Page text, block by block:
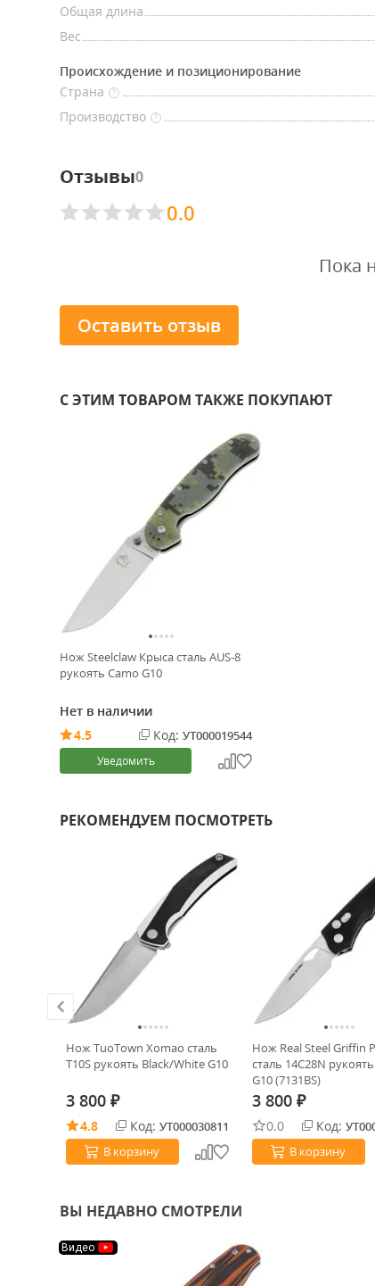
Общая длина
Вес
Происхождение и позиционирование
Страна
?
Производство
?
Отзывы0
0.0
Пока
Оставить отзыв
С ЭТИМ ТОВАРОМ ТАКЖЕ ПОКУПАЮТ
Нож Steelclaw Крыса сталь AUS-8
рукоять Camo G10
Нет в наличии
4.5
Код: УТ000019544
Уведомить
РЕКОМЕНДУЕМ ПОСМОТРЕТЬ
Нож TuoTown Xomao сталь
T10S рукоять Black/White G10
3 800 ₽
4.8 Код: УТ000030811
В корзину
Нож Real Steel Griffin
сталь 14C28N
G10 (7131BS)
3 800 ₽
0.0 Код:
В корзину
ВЫ НЕДАВНО СМОТРЕЛИ
Видео